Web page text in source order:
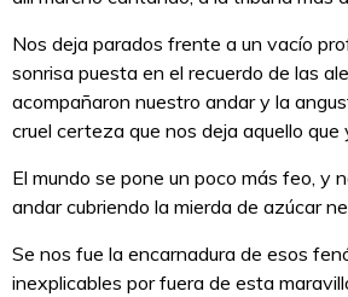
Nos deja parados frente a un vacío
sonrisa puesta en el recuerdo de las
acompañaron nuestro andar y la
cruel certeza que nos deja aquello que
El mundo se pone un poco más feo, y
andar cubriendo la mierda de azúcar
Se nos fue la encarnadura de esos
inexplicables por fuera de esta